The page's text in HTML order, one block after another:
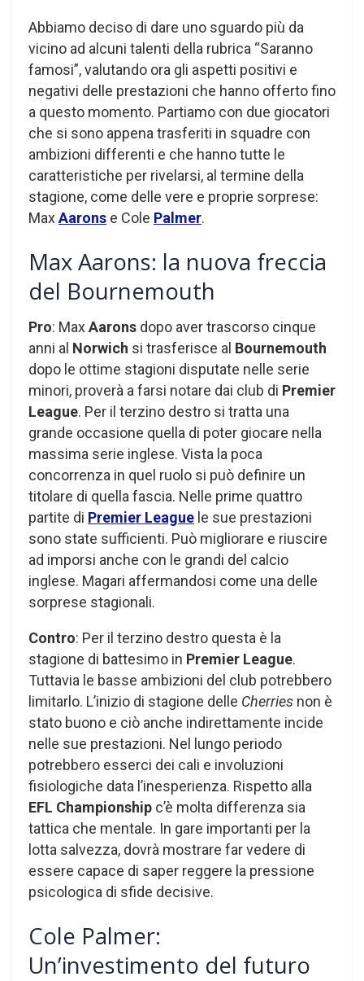
Abbiamo deciso di dare uno sguardo più da
vicino ad alcuni talenti della rubrica “Saranno
famosi”, valutando ora gli aspetti positivi e
negativi delle prestazioni che hanno offerto fino
a questo momento. Partiamo con due giocatori
che si sono appena trasferiti in squadre con
ambizioni differenti e che hanno tutte le
caratteristiche per rivelarsi, al termine della
stagione, come delle vere e proprie sorprese:
MaxAarons e Cole Palmer.
Max Aarons: la nuova freccia
del Bournemouth
Pro: MaxAarons dopo aver trascorso cinque
anni al Norwich si trasferisce al Bournemouth
dopo le ottime stagioni disputate nelle serie
minori, proverà a farsi notare dai club di Premier
League. Per il terzino destro si tratta una
grande occasione quella di poter giocare nella
massima serie inglese. Vista la poca
concorrenza in quel ruolo si può definire un
titolare di quella fascia. Nelle prime quattro
partite di Premier League le sue prestazioni
sono state sufficienti. Può migliorare e riuscire
ad imporsi anche con le grandi del calcio
inglese. Magari affermandosi come una delle
sorprese stagionali.
Contro: Per il terzino destro questa è la
stagione di battesimo in Premier League.
Tuttavia le basse ambizioni del club potrebbero
limitarlo. L’inizio di stagione delle Cherries non è
stato buono e ciò anche indirettamente incide
nelle sue prestazioni. Nel lungo periodo
potrebbero esserci dei cali e involuzioni
fisiologiche data l’inesperienza. Rispetto alla
EFL Championship c’è molta differenza sia
tattica che mentale. In gare importanti per la
lotta salvezza, dovrà mostrare far vedere di
essere capace di saper reggere la pressione
psicologica di sfide decisive.
Cole Palmer:
Un’investimento del futuro